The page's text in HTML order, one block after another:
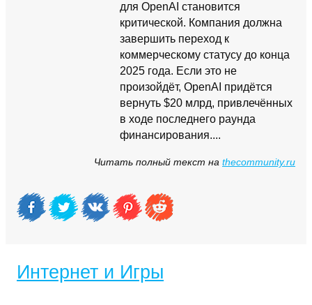
для OpenAI становится
критической. Компания должна
завершить переход к
коммерческому статусу до конца
2025 года. Если это не
произойдёт, OpenAI придётся
вернуть $20 млрд, привлечённых
в ходе последнего раунда
финансирования....
Читать полный текст на thecommunity.ru
Интернет и Игры